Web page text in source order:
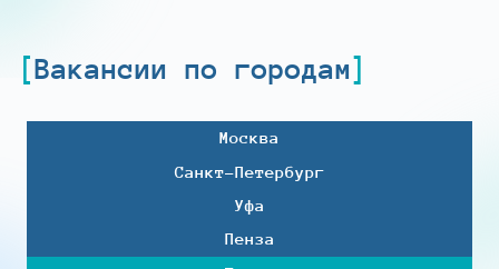
Вакансии по городам
Москва
Санкт-Петербург
Уфа
Пенза